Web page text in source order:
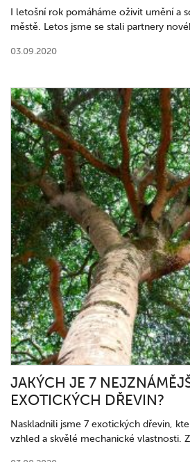
I letošní rok pomáháme oživit umění a
městě. Letos jsme se stali partnery
03.09.2020
JAKÝCH JE 7
EXOTICKÝCH DŘEVIN?
Naskladnili jsme 7 exotických dřevin,
vzhled a skvělé mechanické vlastnosti.